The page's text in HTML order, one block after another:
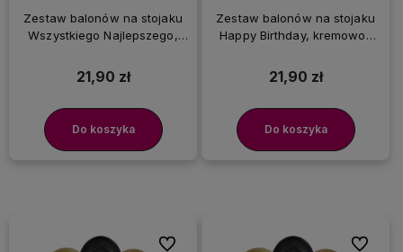
Zestaw balonów na stojaku
Wszystkiego Najlepszego,
21,90 zł
Do koszyka
Zestaw balonów na stojaku
Happy Birthday, kremowo-
21,90 zł
Do koszyka
Do ulubionych Do